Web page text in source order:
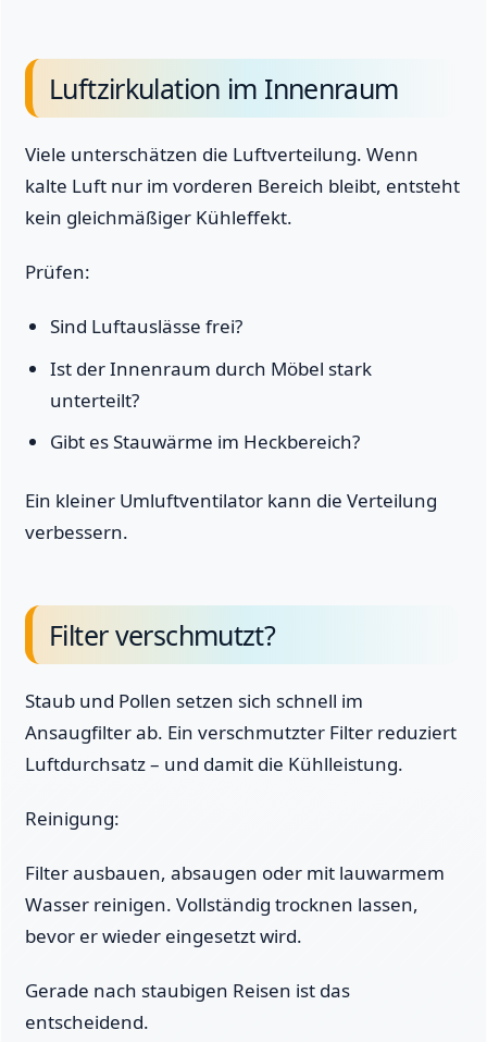
Luftzirkulation im Innenraum
Viele unterschätzen die Luftverteilung. Wenn
kalte Luft nur im vorderen Bereich bleibt, entsteht
kein gleichmäßiger Kühleffekt.
Prüfen:
Sind Luftauslässe frei?
Ist der Innenraum durch Möbel stark
unterteilt?
Gibt es Stauwärme im Heckbereich?
Ein kleiner Umluftventilator kann die Verteilung
verbessern.
Filter verschmutzt?
Staub und Pollen setzen sich schnell im
Ansaugfilter ab. Ein verschmutzter Filter reduziert
Luftdurchsatz – und damit die Kühlleistung.
Reinigung:
Filter ausbauen, absaugen oder mit lauwarmem
Wasser reinigen. Vollständig trocknen lassen,
bevor er wieder eingesetzt wird.
Gerade nach staubigen Reisen ist das
entscheidend.